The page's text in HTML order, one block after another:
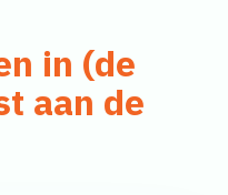
in (de
aan de